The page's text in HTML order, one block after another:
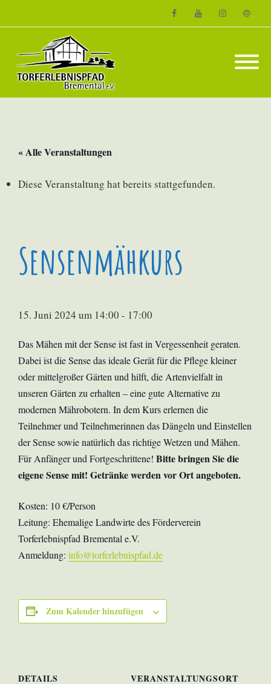
« Alle Veranstaltungen
Diese Veranstaltung hat bereits stattgefunden.
Sensenmähkurs
15. Juni 2024 um 14:00 - 17:00
Das Mähen mit der Sense ist fast in Vergessenheit geraten.
Dabei ist die Sense das ideale Gerät für die Pflege kleiner
oder mittelgroßer Gärten und hilft, die Artenvielfalt in
unseren Gärten zu erhalten – eine gute Alternative zu
modernen Mährobotern. In dem Kurs erlernen die
Teilnehmer und Teilnehmerinnen das Dängeln und Einstellen
der Sense sowie natürlich das richtige Wetzen und Mähen.
Für Anfänger und Fortgeschrittene! Bitte bringen Sie die
eigene Sense mit! Getränke werden vor Ort angeboten.
Kosten: 10 €/Person
Leitung: Ehemalige Landwirte des Förderverein
Torferlebnispfad Bremental e.V.
Anmeldung: info@torferlebnispfad.de
Zum Kalender hinzufügen
DETAILS
VERANSTALTUNGSORT